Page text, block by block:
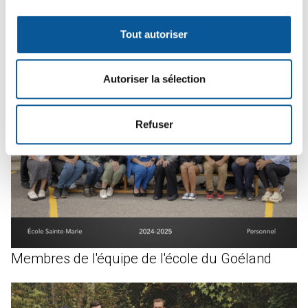
Tout autoriser
Autoriser la sélection
Refuser
Membres de l'équipe de l'école Ste-Marie
Membres de l'équipe de l'école du Goéland